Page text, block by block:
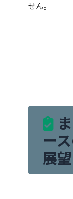
せん。
ー
展望